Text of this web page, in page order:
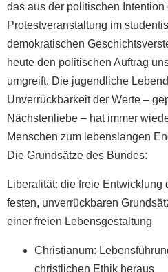
das aus der politischen Intention
Protestveranstaltung im
demokratischen
heute den politischen Auftrag
umgreift. Die jugendliche
Unverrückbarkeit der Werte –
Nächstenliebe – hat immer
Menschen zum lebenslangen
Die Grundsätze des Bundes:
Liberalität: die freie Entwicklung
festen, unverrückbaren
einer freien Lebensgestaltung
Christianum:
christlichen Ethik heraus